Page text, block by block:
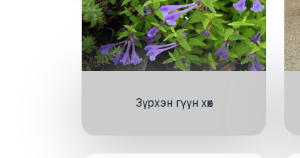
Зүрхэн гүүн хөх